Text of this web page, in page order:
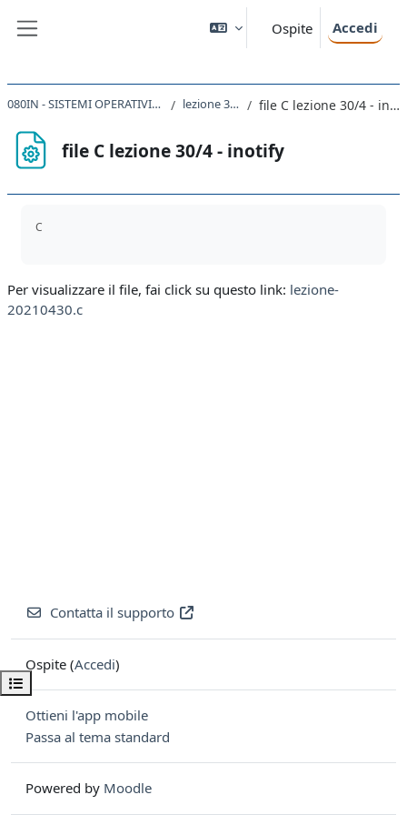
Ospite Accedi
Apri indice del corso
080IN - SISTEMI OPERATIVI 2020 lezione 30/4 file C lezione 30/4 - inotify
file C lezione 30/4 - inotify
C
Per visualizzare il file, fai click su questo link: lezione-
20210430.c
Contatta il supporto
Ospite (Accedi)
Ottieni l'app mobile
Passa al tema standard
Powered by Moodle